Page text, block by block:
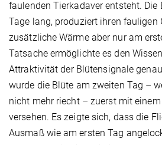
faulenden Tierkadaver entsteht.
Tage lang, produziert ihren fauligen
zusätzliche Wärme aber nur am
Tatsache ermöglichte es den
Attraktivität der Blütensignale
wurde die Blüte am zweiten Tag –
nicht mehr riecht – zuerst mit
versehen. Es zeigte sich, dass die
Ausmaß wie am ersten Tag